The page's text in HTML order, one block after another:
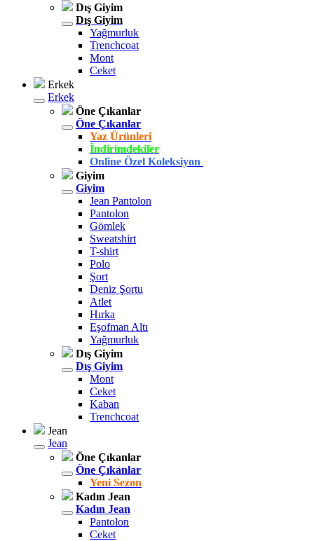
Dış Giyim
Dış Giyim
Yağmurluk
Trenchcoat
Mont
Ceket
Erkek
Erkek
Öne Çıkanlar
Öne Çıkanlar
Yaz Ürünleri
İndirimdekiler
Online Özel Koleksiyon
Giyim
Giyim
Jean Pantolon
Pantolon
Gömlek
Sweatshirt
T-shirt
Polo
Şort
Deniz Şortu
Atlet
Hırka
Eşofman Altı
Yağmurluk
Dış Giyim
Dış Giyim
Mont
Ceket
Kaban
Trenchcoat
Jean
Jean
Öne Çıkanlar
Öne Çıkanlar
Yeni Sezon
Kadın Jean
Kadın Jean
Pantolon
Ceket